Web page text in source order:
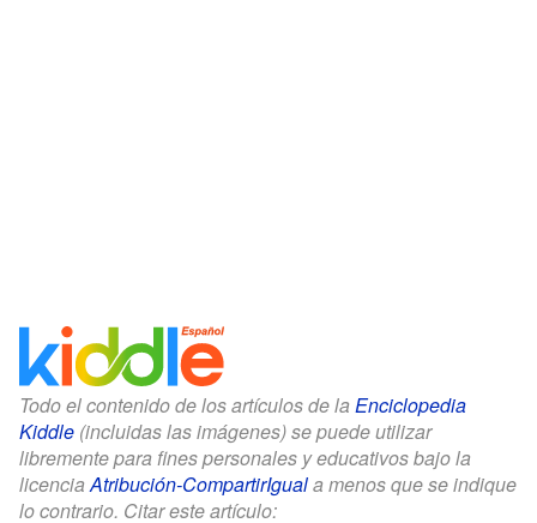
Todo el contenido de los artículos de la Enciclopedia
Kiddle (incluidas las imágenes) se puede utilizar
libremente para fines personales y educativos bajo la
licenciaAtribución-CompartirIguala menos que se indique
lo contrario. Citar este artículo: